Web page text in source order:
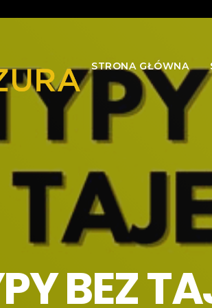
STRONA GŁÓWNA
BEZ